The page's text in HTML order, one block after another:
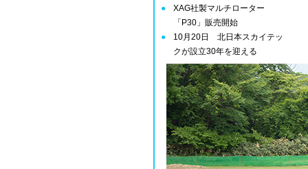
XAG社製マルチローター
「P30」販売開始
10月20日 北日本スカイテッ
クが設立30年を迎える